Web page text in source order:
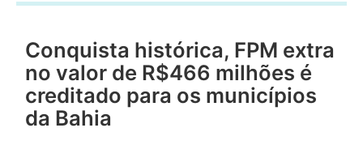
Conquista histórica, FPM extra
no valor de R$466 milhões é
creditado para os municípios
da Bahia